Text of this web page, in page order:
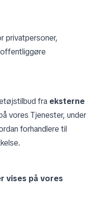
privatpersoner,
fra eksterne
vores Tjenester, under
forhandlere til
vises på vores